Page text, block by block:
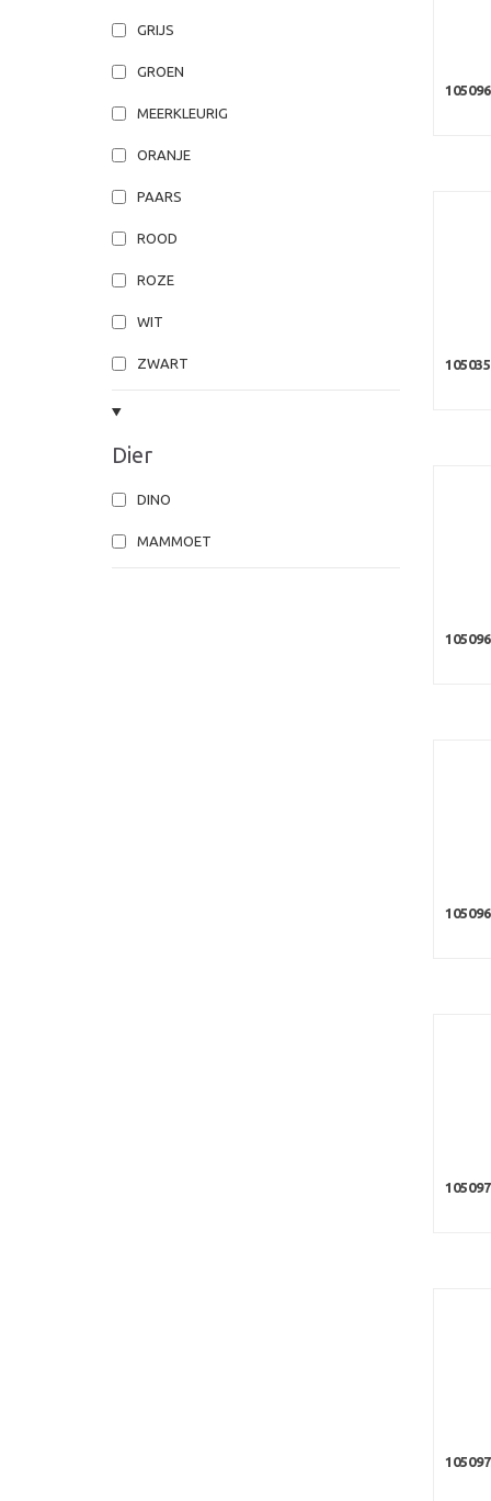
GRIJS
GROEN
MEERKLEURIG
ORANJE
PAARS
ROOD
ROZE
WIT
ZWART
Dier
DINO
MAMMOET